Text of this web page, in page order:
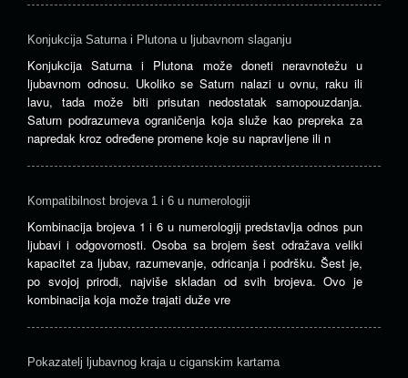
Konjukcija Saturna i Plutona u ljubavnom slaganju
Konjukcija Saturna i Plutona može doneti neravnotežu u
ljubavnom odnosu. Ukoliko se Saturn nalazi u ovnu, raku ili
lavu, tada može biti prisutan nedostatak samopouzdanja.
Saturn podrazumeva ograničenja koja služe kao prepreka za
napredak kroz određene promene koje su napravljene ili n
Kompatibilnost brojeva 1 i 6 u numerologiji
Kombinacija brojeva 1 i 6 u numerologiji predstavlja odnos pun
ljubavi i odgovornosti. Osoba sa brojem šest odražava veliki
kapacitet za ljubav, razumevanje, odricanja i podršku. Šest je,
po svojoj prirodi, najviše skladan od svih brojeva. Ovo je
kombinacija koja može trajati duže vre
Pokazatelj ljubavnog kraja u ciganskim kartama